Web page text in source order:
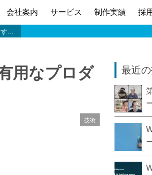
会社案内 サービス 制作実績 採
...
用なプロダ
技術
最近